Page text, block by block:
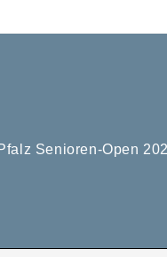
Senioren-Open